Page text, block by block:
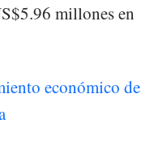
millones en
económico de